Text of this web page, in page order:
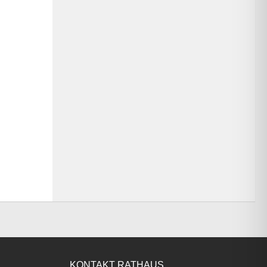
KONTAKT RATHAUS